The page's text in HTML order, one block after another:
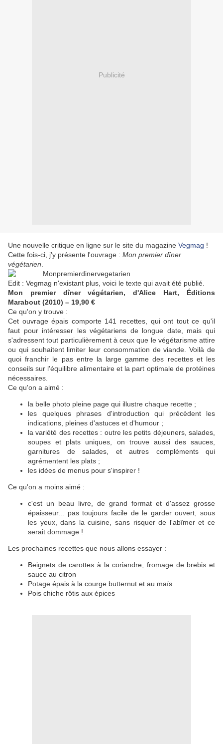
Publicité
Une nouvelle critique en ligne sur le site du magazine Vegmag !
Cette fois-ci, j'y présente l'ouvrage : Mon premier dîner
végétarien
Edit : Vegmag n'existant plus, voici le texte qui avait été publié.
Mon premier dîner végétarien, d'Alice Hart, Éditions
Marabout (2010) – 19,90 €
Ce qu'on y trouve :
Cet ouvrage épais comporte 141 recettes, qui ont tout ce qu'il
faut pour intéresser les végétariens de longue date, mais qui
s'adressent tout particulièrement à ceux que le végétarisme attire
ou qui souhaitent limiter leur consommation de viande. Voilà de
quoi franchir le pas entre la large gamme des recettes et les
conseils sur l'équilibre alimentaire et la part optimale de protéines
nécessaires.
Ce qu'on a aimé :
la belle photo pleine page qui illustre chaque recette ;
les quelques phrases d'introduction qui précèdent les
indications, pleines d'astuces et d'humour ;
la variété des recettes : outre les petits déjeuners, salades,
soupes et plats uniques, on trouve aussi des sauces,
garnitures de salades, et autres compléments qui
agrémentent les plats ;
les idées de menus pour s'inspirer !
Ce qu'on a moins aimé :
c'est un beau livre, de grand format et d'assez grosse
épaisseur... pas toujours facile de le garder ouvert, sous
les yeux, dans la cuisine, sans risquer de l'abîmer et ce
serait dommage !
Les prochaines recettes que nous allons essayer :
Beignets de carottes à la coriandre, fromage de brebis et
sauce au citron
Potage épais à la courge butternut et au maïs
Pois chiche rôtis aux épices